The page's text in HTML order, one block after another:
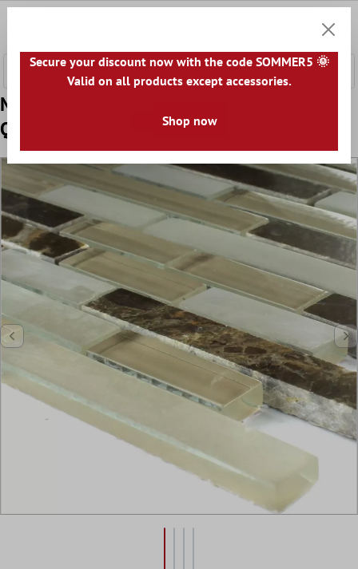
Muster von Mosaikfliesen Glas Marmor
Quebeck Braun Mix
Secure your discount now with the code SOMMER5 🌞
Valid on all products except accessories.
Shop now